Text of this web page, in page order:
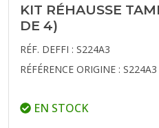
KIT RÉHAUSSE
DE 4)
RÉF. DEFFI : S224A3
RÉFÉRENCE ORIGINE : S224A3
EN STOCK